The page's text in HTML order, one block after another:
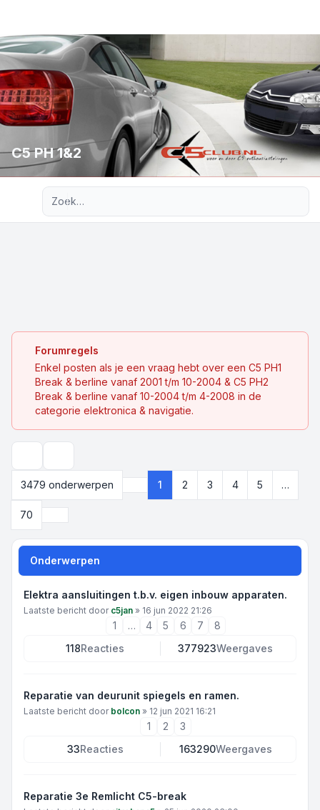
C5 PH 1&2
Forumregels
Enkel posten als je een vraag hebt over een C5 PH1
Break & berline vanaf 2001 t/m 10-2004 & C5 PH2
Break & berline vanaf 10-2004 t/m 4-2008 in de
categorie elektronica & navigatie.
3479 onderwerpen
Pagina van
1 2 3 4 5 …
70
Onderwerpen
Elektra aansluitingen t.b.v. eigen inbouw apparaten.
Laatste bericht door c5jan » 16 jun 2022 21:26
1 … 4 5 6 7
8
118Reacties 377923Weergaves
Reparatie van deurunit spiegels en ramen.
Laatste bericht door bolcon » 12 jun 2021 16:21
1 2
3
33Reacties 163290Weergaves
Reparatie 3e Remlicht C5-break